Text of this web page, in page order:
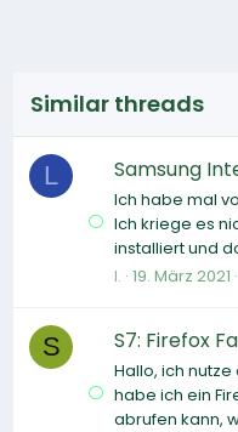
Similar threads
L Samsung
Ich habe mal
Ich kriege es
installiert und
l. 19. März 2021
S S7: Firefox
Hallo, ich
habe ich ein
abrufen kann,